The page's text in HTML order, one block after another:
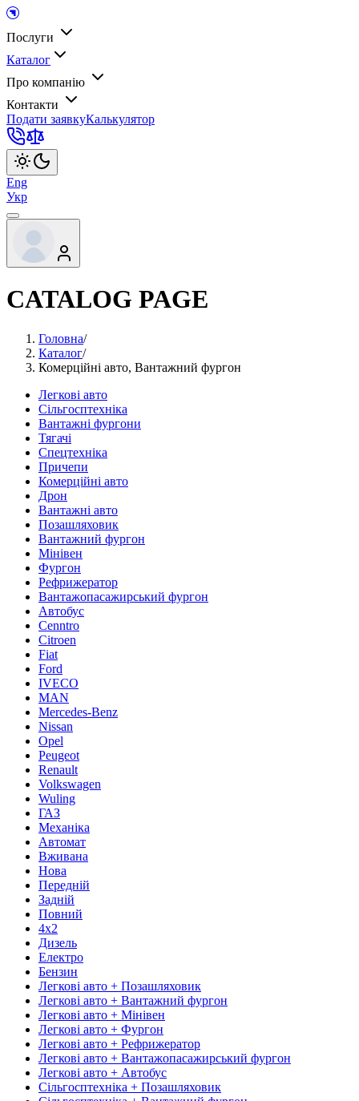
Послуги
Каталог
Про компанію
Контакти
Подати заявкуКалькулятор
Eng
Укр
CATALOG PAGE
Головна/
Каталог/
Комерційні авто, Вантажний фургон
Легкові авто
Сільгосптехніка
Вантажні фургони
Тягачі
Спецтехніка
Причепи
Комерційні авто
Дрон
Вантажні авто
Позашляховик
Вантажний фургон
Мінівен
Фургон
Рефрижератор
Вантажопасажирський фургон
Автобус
Cenntro
Citroen
Fiat
Ford
IVECO
MAN
Mercedes-Benz
Nissan
Opel
Peugeot
Renault
Volkswagen
Wuling
ГАЗ
Механіка
Автомат
Вживана
Нова
Передній
Задній
Повний
4х2
Дизель
Електро
Бензин
Легкові авто + Позашляховик
Легкові авто + Вантажний фургон
Легкові авто + Мінівен
Легкові авто + Фургон
Легкові авто + Рефрижератор
Легкові авто + Вантажопасажирський фургон
Легкові авто + Автобус
Сільгосптехніка + Позашляховик